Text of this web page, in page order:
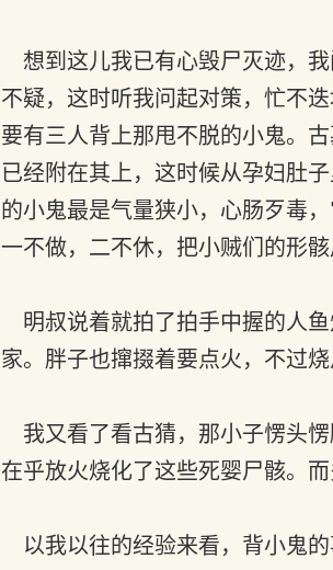
想到这儿我已有心毁尸灭迹，
不疑，这时听我问起对策，忙不
要有三人背上那甩不脱的小鬼。
已经附在其上，这时候从孕妇肚
的小鬼最是气量狭小，心肠歹毒
一不做，二不休，把小贼们的形
明叔说着就拍了拍手中握的人鱼
家。胖子也撺掇着要点火，不过
我又看了看古猜，那小子愣头愣
在乎放火烧化了这些死婴尸骸。
以我以往的经验来看，背小鬼